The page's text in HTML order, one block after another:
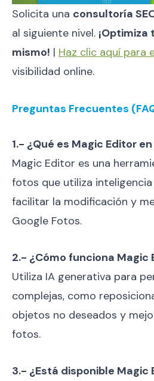
Solicita una consultoría
al siguiente nivel. ¡Optimiza
mismo! | Haz clic aquí para
visibilidad online.
Preguntas Frecuentes
1.- ¿Qué es Magic Editor
Magic Editor es una
fotos que utiliza
facilitar la modificación y
Google Fotos.
2.- ¿Cómo funciona Magic
Utiliza IA generativa para
complejas, como
objetos no deseados y
fotos.
3.- ¿Está disponible Magic